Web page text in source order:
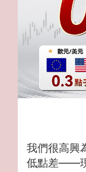
我們很高興
低點差——